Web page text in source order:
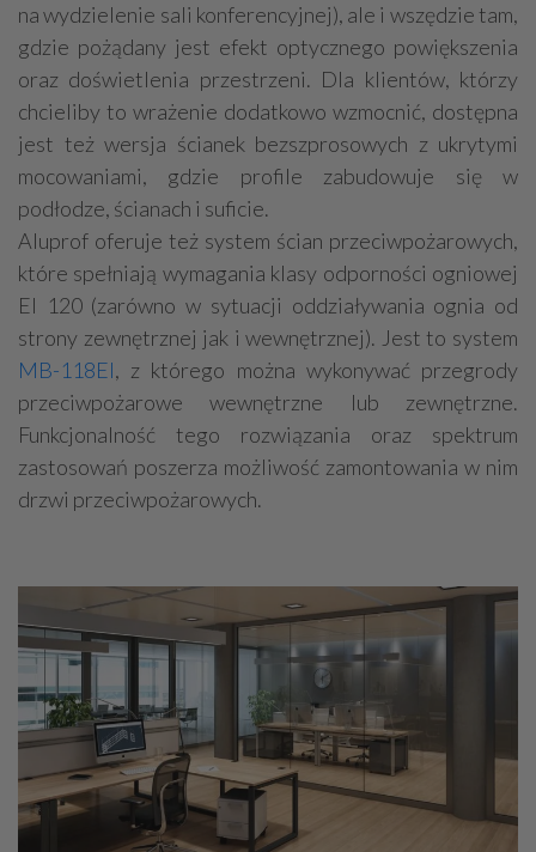
na wydzielenie sali konferencyjnej), ale i wszędzie tam,
gdzie pożądany jest efekt optycznego powiększenia
oraz doświetlenia przestrzeni. Dla klientów, którzy
chcieliby to wrażenie dodatkowo wzmocnić, dostępna
jest też wersja ścianek bezszprosowych z ukrytymi
mocowaniami, gdzie profile zabudowuje się w
podłodze, ścianach i suficie.
Aluprof oferuje też system ścian przeciwpożarowych,
które spełniają wymagania klasy odporności ogniowej
EI 120 (zarówno w sytuacji oddziaływania ognia od
strony zewnętrznej jak i wewnętrznej). Jest to system
MB-118EI, z którego można wykonywać przegrody
przeciwpożarowe wewnętrzne lub zewnętrzne.
Funkcjonalność tego rozwiązania oraz spektrum
zastosowań poszerza możliwość zamontowania w nim
drzwi przeciwpożarowych.